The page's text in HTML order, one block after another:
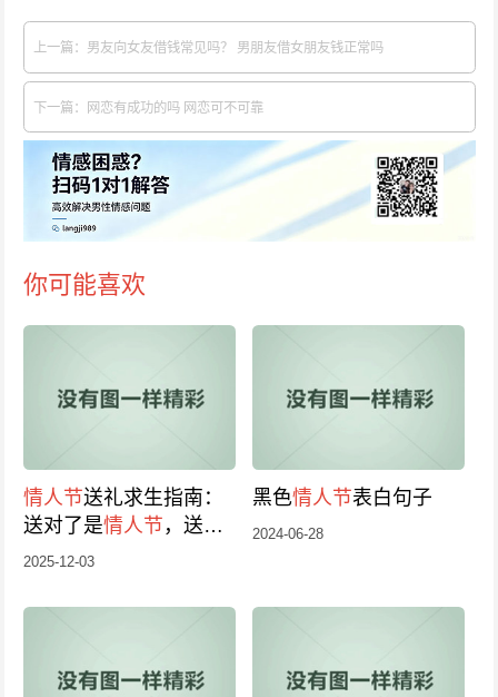
上一篇：男友向女友借钱常见吗？ 男朋友借女朋友钱正常吗
下一篇：网恋有成功的吗 网恋可不可靠
你可能喜欢
情人节送礼求生指南：
送对了是情人节 ，送错
了是情人“劫”
2025-12-03
黑色情人节表白句子
2024-06-28